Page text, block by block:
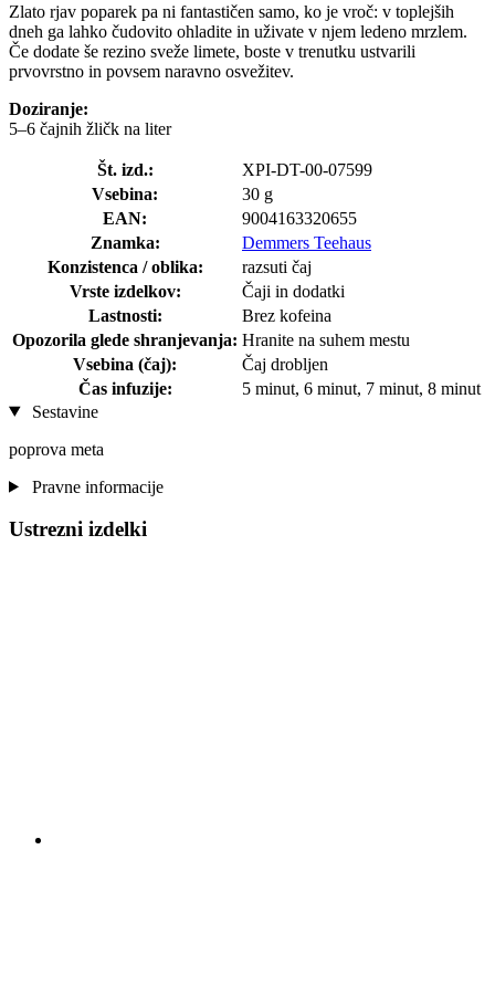
Zlato rjav poparek pa ni fantastičen samo, ko je vroč: v toplejših
dneh ga lahko čudovito ohladite in uživate v njem ledeno mrzlem.
Če dodate še rezino sveže limete, boste v trenutku ustvarili
prvovrstno in povsem naravno osvežitev.
Doziranje:
5–6 čajnih žličk na liter
Št. izd.:
XPI-DT-00-07599
Vsebina:
30 g
EAN:
9004163320655
Znamka:
Demmers Teehaus
Konzistenca / oblika:
razsuti čaj
Vrste izdelkov:
Čaji in dodatki
Lastnosti:
Brez kofeina
Opozorila glede shranjevanja: Hranite na suhem mestu
Vsebina (čaj):
Čaj drobljen
Čas infuzije:
5 minut, 6 minut, 7 minut, 8 minut
Sestavine
poprova meta
Pravne informacije
Ustrezni izdelki